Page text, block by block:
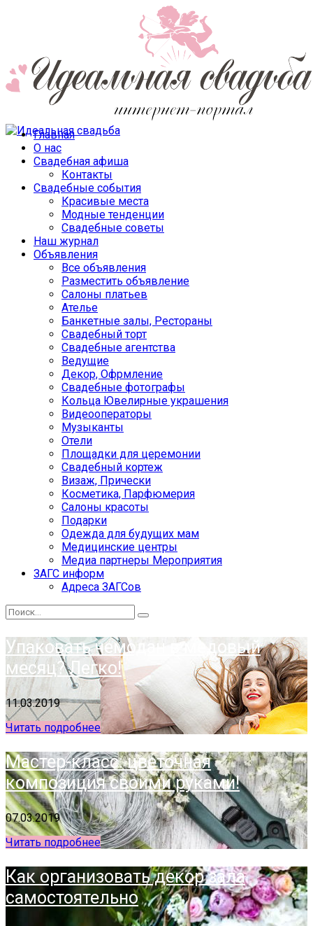
Главная
О нас
Свадебная афиша
Контакты
Свадебные события
Красивые места
Модные тенденции
Свадебные советы
Наш журнал
Объявления
Все объявления
Разместить объявление
Салоны платьев
Ателье
Банкетные залы, Рестораны
Свадебный торт
Свадебные агентства
Ведущие
Декор, Офрмление
Свадебные фотографы
Кольца Ювелирные украшения
Видеооператоры
Музыканты
Отели
Площадки для церемонии
Свадебный кортеж
Визаж, Прически
Косметика, Парфюмерия
Салоны красоты
Подарки
Одежда для будущих мам
Медицинские центры
Медиа партнеры Мероприятия
ЗАГС информ
Адреса ЗАГСов
Упаковать чемодан в медовый
месяц? Легко!
11.03.2019
Читать подробнее
Мастер-класс: цветочная
композиция своими руками!
07.03.2019
Читать подробнее
Как организовать декор зала
самостоятельно